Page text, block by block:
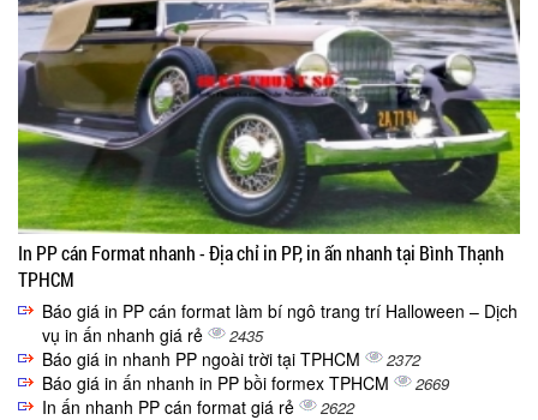
In PP cán Format nhanh - Địa chỉ in PP, in ấn nhanh tại Bình Thạnh
TPHCM
Báo giá in PP cán format làm bí ngô trang trí Halloween – Dịch
vụ in ấn nhanh giá rẻ
2435
Báo giá in nhanh PP ngoài trời tại TPHCM 2372
Báo giá in ấn nhanh in PP bồi formex TPHCM 2669
In ấn nhanh PP cán format giá rẻ 2622